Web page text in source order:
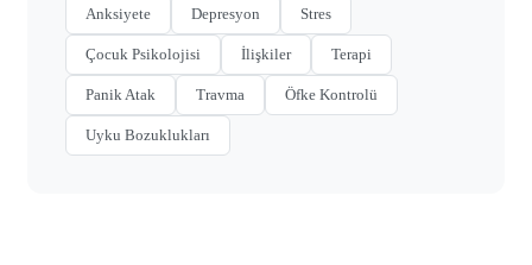
Anksiyete Depresyon Stres
Çocuk Psikolojisi İlişkiler Terapi
Panik Atak Travma Öfke Kontrolü
Uyku Bozuklukları